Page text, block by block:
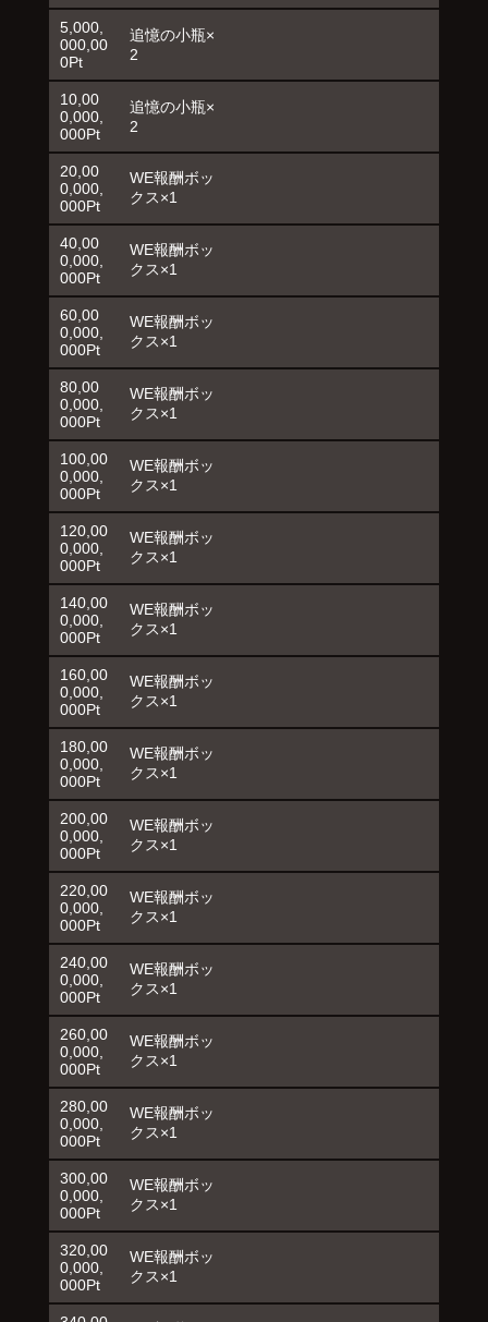
5,000,
000,00
0Pt
追憶の小瓶×
2
10,00
0,000,
000Pt
追憶の小瓶×
2
20,00
0,000,
000Pt
WE報酬ボッ
クス×1
40,00
0,000,
000Pt
WE報酬ボッ
クス×1
60,00
0,000,
000Pt
WE報酬ボッ
クス×1
80,00
0,000,
000Pt
WE報酬ボッ
クス×1
100,00
0,000,
000Pt
WE報酬ボッ
クス×1
120,00
0,000,
000Pt
WE報酬ボッ
クス×1
140,00
0,000,
000Pt
WE報酬ボッ
クス×1
160,00
0,000,
000Pt
WE報酬ボッ
クス×1
180,00
0,000,
000Pt
WE報酬ボッ
クス×1
200,00
0,000,
000Pt
WE報酬ボッ
クス×1
220,00
0,000,
000Pt
WE報酬ボッ
クス×1
240,00
0,000,
000Pt
WE報酬ボッ
クス×1
260,00
0,000,
000Pt
WE報酬ボッ
クス×1
280,00
0,000,
000Pt
WE報酬ボッ
クス×1
300,00
0,000,
000Pt
WE報酬ボッ
クス×1
320,00
0,000,
000Pt
WE報酬ボッ
クス×1